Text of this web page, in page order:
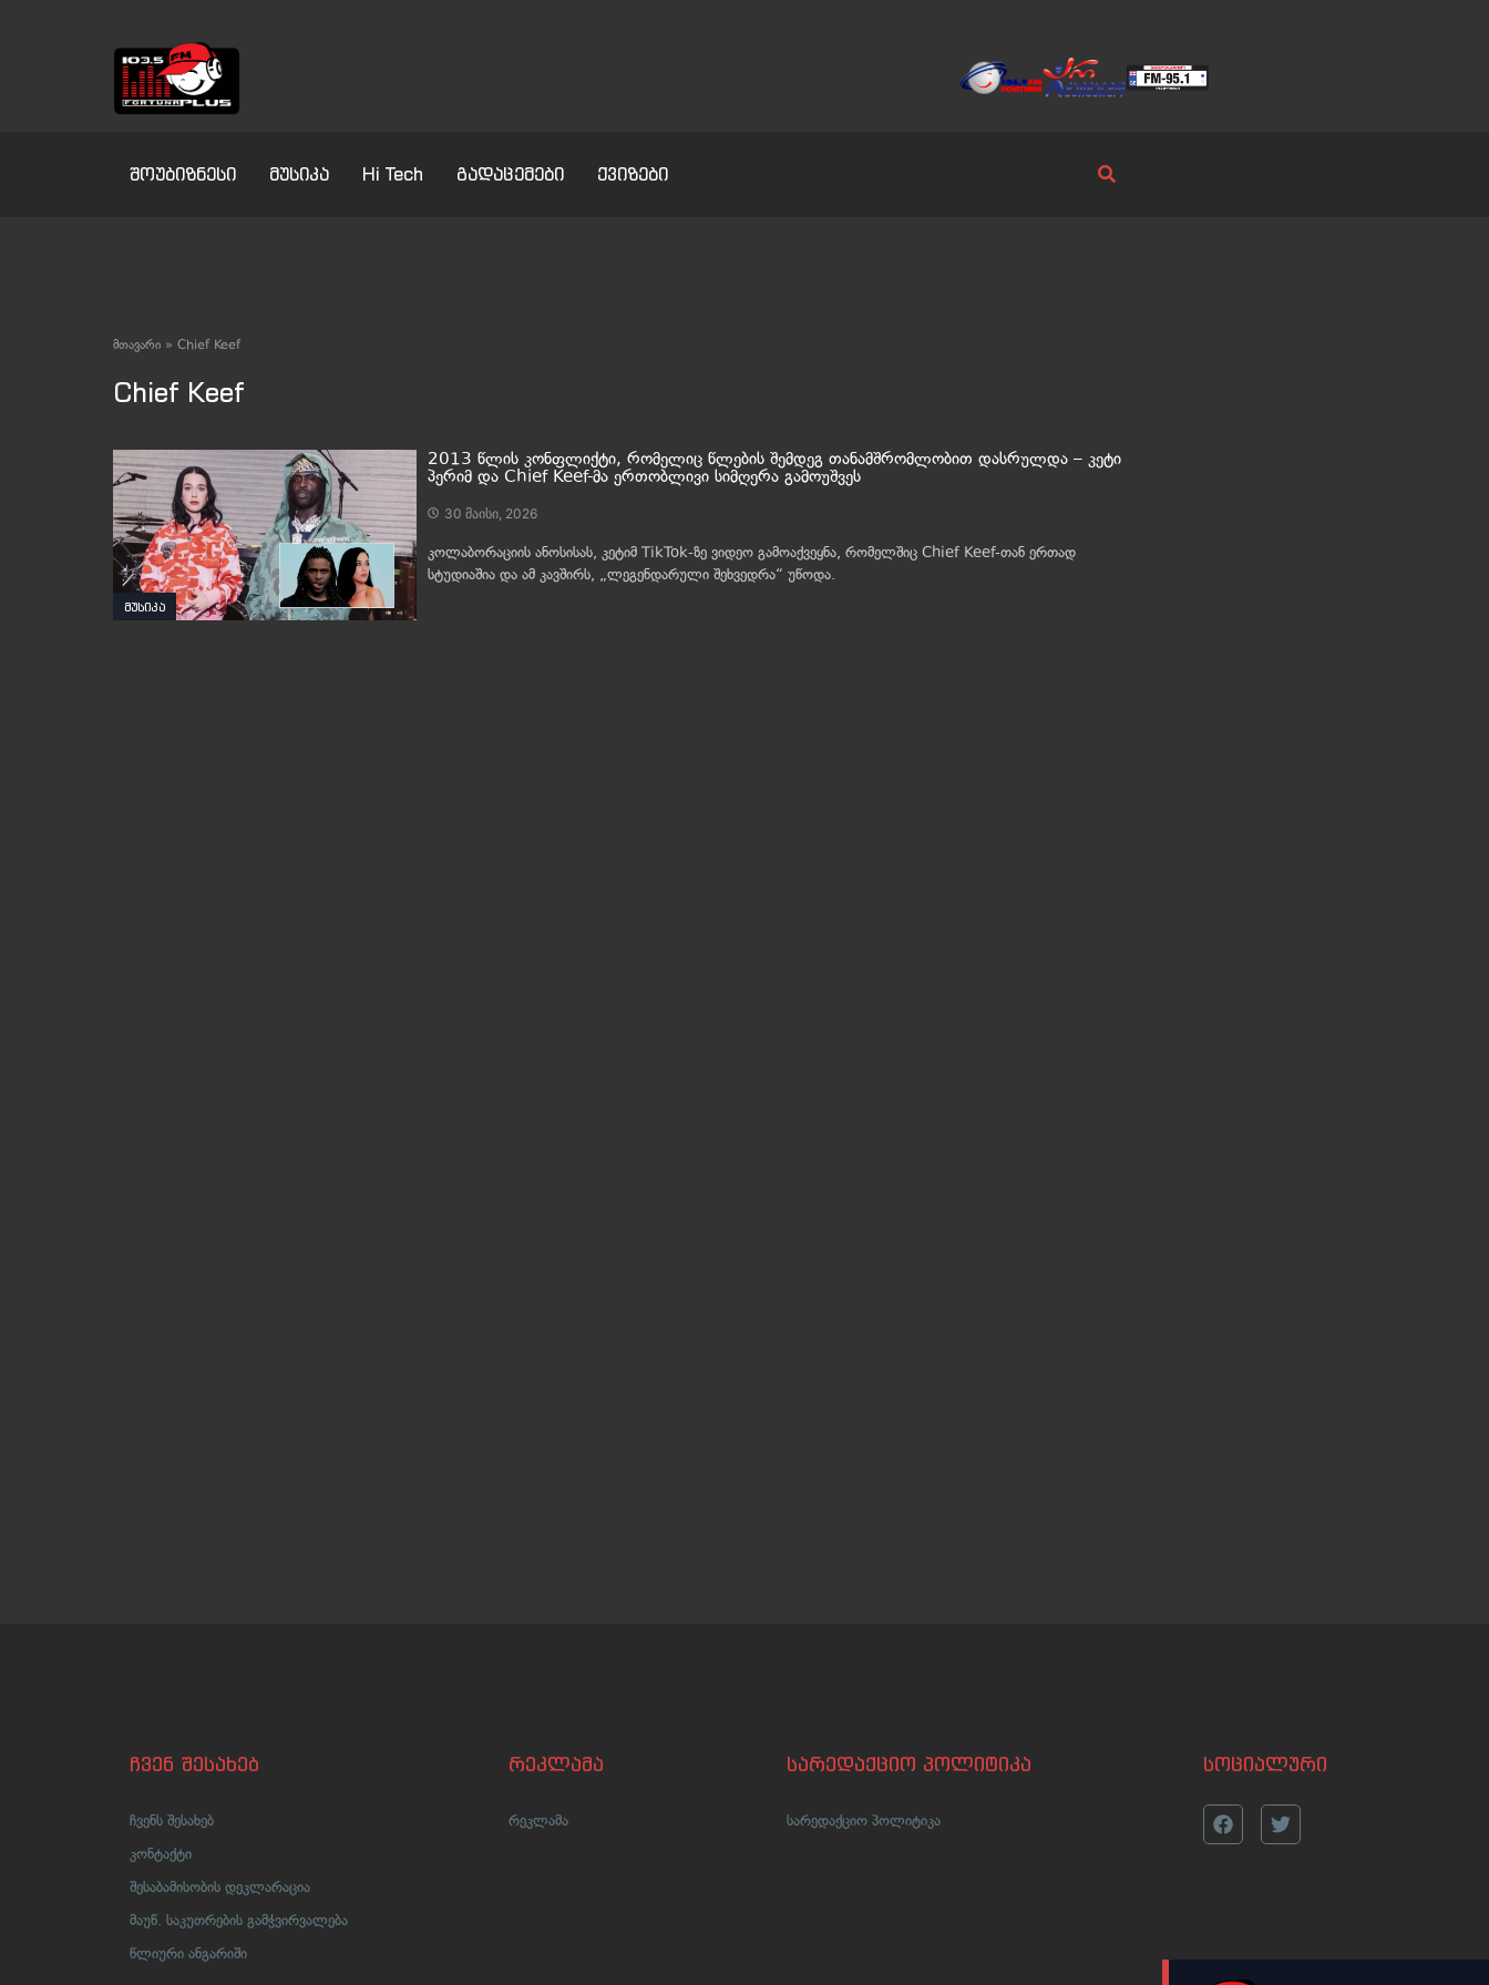
შოუბიზნესი მუსიკა Hi Tech გადაცემები ქვიზები
მთავარი » Chief Keef
Chief Keef
მუსიკა
2013 წლის კონფლიქტი, რომელიც წლების შემდეგ თანამშრომლობით დასრულდა – კეტი
პერიმ და Chief Keef-მა ერთობლივი სიმღერა გამოუშვეს
30 მაისი, 2026
კოლაბორაციის ანოსისას, კეტიმ TikTok-ზე ვიდეო გამოაქვეყნა, რომელშიც Chief Keef-თან ერთად
სტუდიაშია და ამ კავშირს, „ლეგენდარული შეხვედრა“ უწოდა.
ჩვენ შესახებ
ჩვენს შესახებ
კონტაქტი
შესაბამისობის დეკლარაცია
მაუწ. საკუთრების გამჭვირვალება
წლიური ანგარიში
რეკლამა
რეკლამა
სარედაქციო პოლიტიკა
სარედაქციო პოლიტიკა
სოციალური